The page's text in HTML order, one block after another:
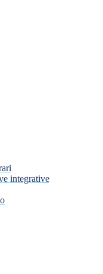
integrative